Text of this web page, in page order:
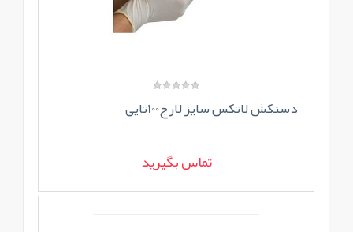
دستکش لاتکس سایز لارج100تایی
تماس بگیرید